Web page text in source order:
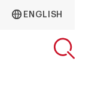
ENGLISH